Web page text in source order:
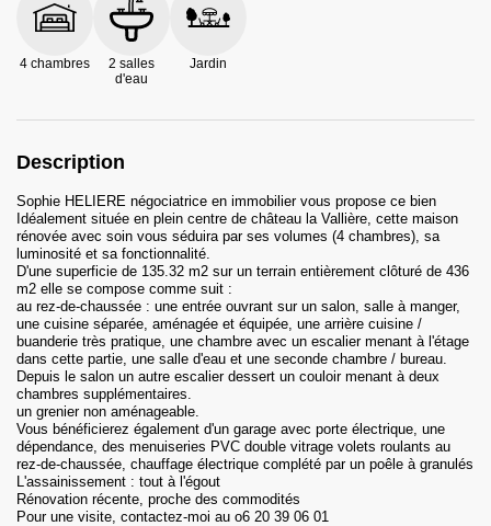
4 chambres
2 salles
d'eau
Jardin
Description
Sophie HELIERE négociatrice en immobilier vous propose ce bien
Idéalement située en plein centre de château la Vallière, cette maison
rénovée avec soin vous séduira par ses volumes (4 chambres), sa
luminosité et sa fonctionnalité.
D'une superficie de 135.32 m2 sur un terrain entièrement clôturé de 436
m2 elle se compose comme suit :
au rez-de-chaussée : une entrée ouvrant sur un salon, salle à manger,
une cuisine séparée, aménagée et équipée, une arrière cuisine /
buanderie très pratique, une chambre avec un escalier menant à l'étage
dans cette partie, une salle d'eau et une seconde chambre / bureau.
Depuis le salon un autre escalier dessert un couloir menant à deux
chambres supplémentaires.
un grenier non aménageable.
Vous bénéficierez également d'un garage avec porte électrique, une
dépendance, des menuiseries PVC double vitrage volets roulants au
rez-de-chaussée, chauffage électrique complété par un poêle à granulés
L'assainissement : tout à l'égout
Rénovation récente, proche des commodités
Pour une visite, contactez-moi au o6 20 39 06 01